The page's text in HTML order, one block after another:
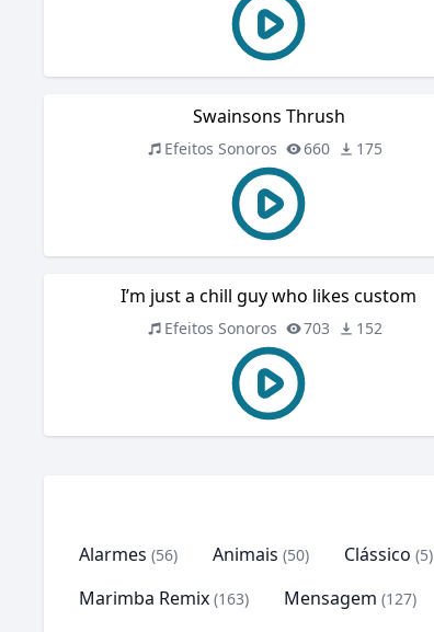
Swainsons Thrush
Efeitos Sonoros 660 175
I’m just a chill guy who likes custom
Efeitos Sonoros 703 152
Alarmes (56) Animais (50) Clássico (5)
Marimba Remix (163) Mensagem (127)